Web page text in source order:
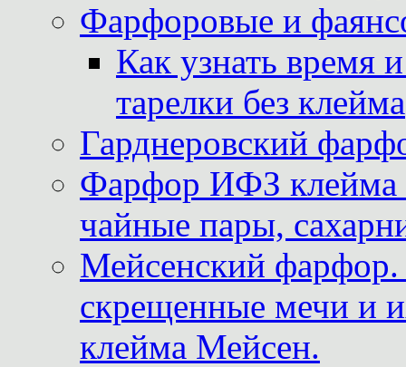
Фарфоровые и
Как узнать время
тарелки без клейма
Гарднеровский
Фарфор ИФЗ клейма
чайные пары,
Мейсенский фарфор.
скрещенные мечи и
клейма Мейсен.